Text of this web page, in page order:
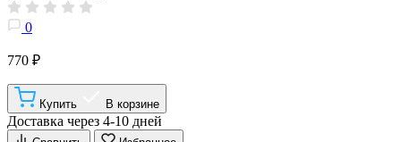
0
770 ₽
Купить В корзине
Доставка через 4-10 дней